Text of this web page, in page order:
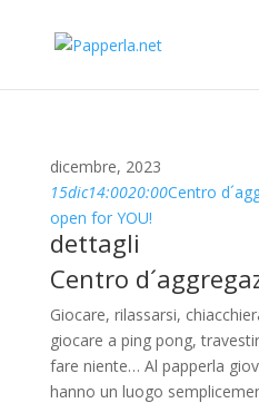
dicembre, 2023
15dic14:0020:00Centro
open for YOU!
dettagli
Centro
Giocare, rilassarsi,
giocare a ping pong,
fare niente… Al papperla
hanno un luogo